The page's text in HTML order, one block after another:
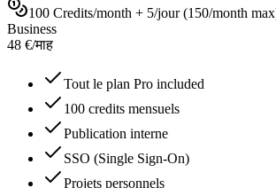
100 Credits/month + 5/jour (150/month
Business
48 €/माह
Tout le plan Pro included
100 credits mensuels
Publication interne
SSO (Single Sign-On)
Projets personnels